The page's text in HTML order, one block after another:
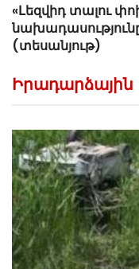
«Լեզվիդ տալու
(տեսանյութ)
Իրադարձային